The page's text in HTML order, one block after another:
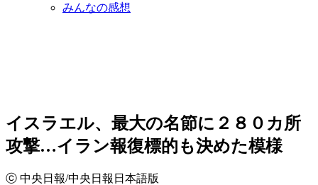
みんなの感想
イスラエル、最大の名節に２８０カ所
攻撃…イラン報復標的も決めた模様
ⓒ 中央日報/中央日報日本語版